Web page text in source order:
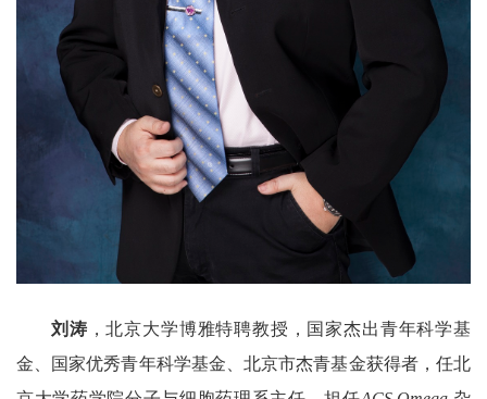
刘涛 ，北京大学博雅特聘教授，国家杰出青年科学基
金、国家优秀青年科学基金、北京市杰青基金获得者，任北